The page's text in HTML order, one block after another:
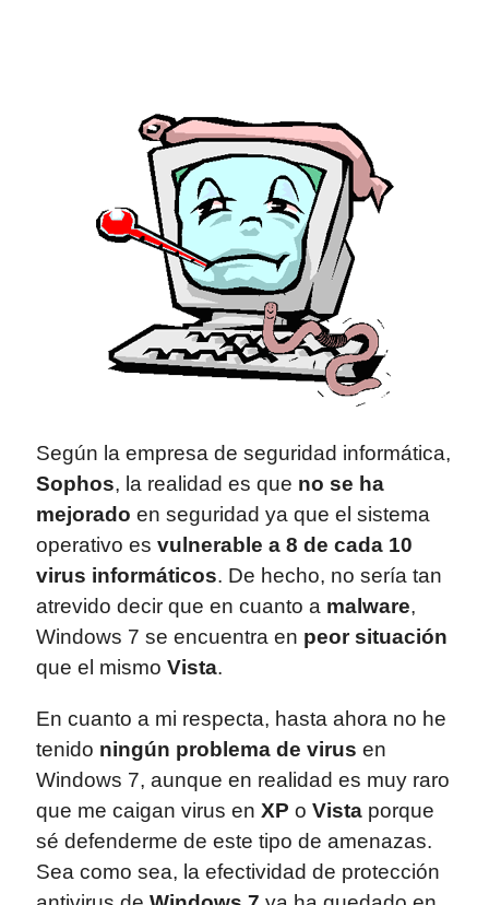
Según la empresa de seguridad informática,
Sophos, la realidad es que no se ha
mejorado en seguridad ya que el sistema
operativo es vulnerable a 8 de cada 10
virus informáticos. De hecho, no sería tan
atrevido decir que en cuanto a malware,
Windows 7 se encuentra en peor situación
que el mismo Vista.
En cuanto a mi respecta, hasta ahora no he
tenido ningún problema de virus en
Windows 7, aunque en realidad es muy raro
que me caigan virus en XP o Vistaporque
sé defenderme de este tipo de amenazas.
Sea como sea, la efectividad de protección